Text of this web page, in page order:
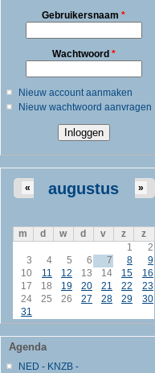
Gebruikersnaam*
Wachtwoord *
Nieuw account aanmaken
Nieuw wachtwoord aanvragen
augustus
« »
m d w d v z
z
1
2
3
4 5 6 7 8
9
10
11 12 13 14 15
16
17
18 19 20 21 22
23
24
25 26 27 28 29
30
31
Agenda
NED - KNZB -